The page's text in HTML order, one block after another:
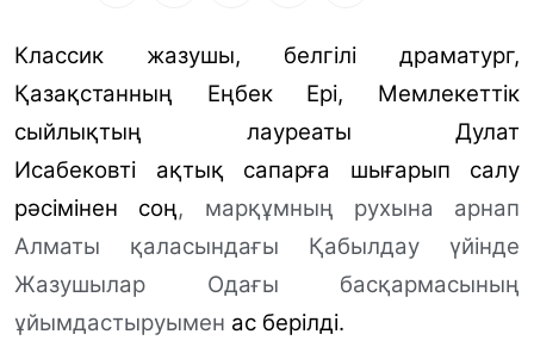
Классик жазушы, белгілі драматург,
Қазақстанның Еңбек Ері, Мемлекеттік
сыйлықтың лауреаты Дулат
Исабековті ақтық сапарға шығарып салу
рәсімінен соң, марқұмның рухына арнап
Алматы қаласындағы Қабылдау үйінде
Жазушылар Одағы басқармасының
ұйымдастыруымен ас берілді.